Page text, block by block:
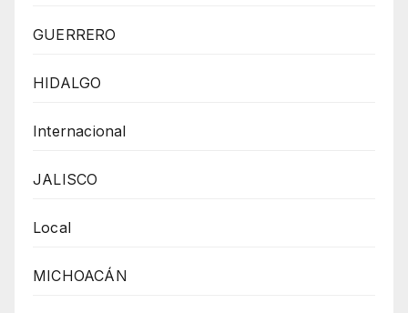
GUERRERO
HIDALGO
Internacional
JALISCO
Local
MICHOACÁN